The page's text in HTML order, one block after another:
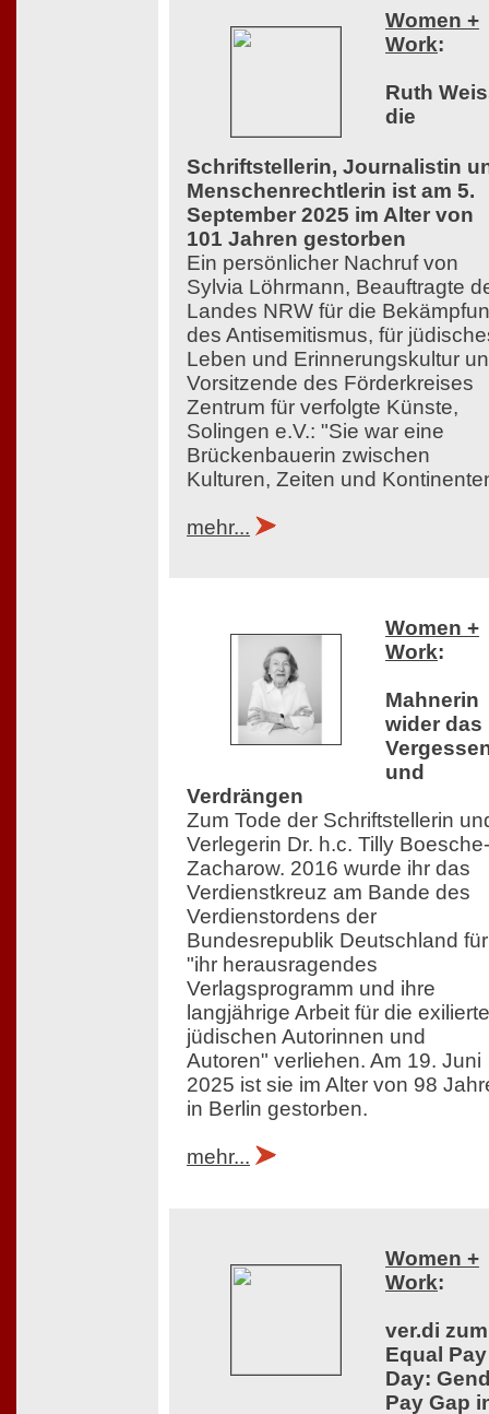
Women +
Work:
Ruth
die
Schriftstellerin, Journalistin
Menschenrechtlerin ist am 5.
September 2025 im Alter von
101 Jahren gestorben
Ein persönlicher Nachruf von
Sylvia Löhrmann, Beauftragte
Landes NRW für die
des Antisemitismus, für
Leben und Erinnerungskultur
Vorsitzende des Förderkreises
Zentrum für verfolgte Künste,
Solingen e.V.: "Sie war eine
Brückenbauerin zwischen
Kulturen, Zeiten und
mehr...
Women +
Work:
Mahnerin
wider das
und
Verdrängen
Zum Tode der Schriftstellerin
Verlegerin Dr. h.c. Tilly Boesche-
Zacharow. 2016 wurde ihr das
Verdienstkreuz am Bande des
Verdienstordens der
Bundesrepublik Deutschland für
"ihr herausragendes
Verlagsprogramm und ihre
langjährige Arbeit für die
jüdischen Autorinnen und
Autoren" verliehen. Am 19. Juni
2025 ist sie im Alter von 98
in Berlin gestorben.
mehr...
Women +
Work:
ver.di zum
Equal Pay
Day:
Pay Gap